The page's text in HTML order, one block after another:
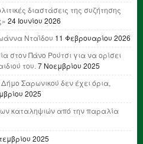
διαστάσεις της συζήτησης
24 Ιουνίου 2026
Νταΐδου 11 Φεβρουαρίου 2026
στον Πάνο Ρούτσι για να ορίσει
του. 7 Νοεμβρίου 2025
Σαρωνικού δεν έχει όρια,
2025
καταληψιών από την παραλία
2025